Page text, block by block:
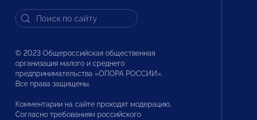
© 2023 Общероссийская общественная
организация малого и среднего
предпринимательства «ОПОРА РОССИИ».
Все права защищены.
Комментарии на сайте проходят модерацию.
Согласно требованиям российского